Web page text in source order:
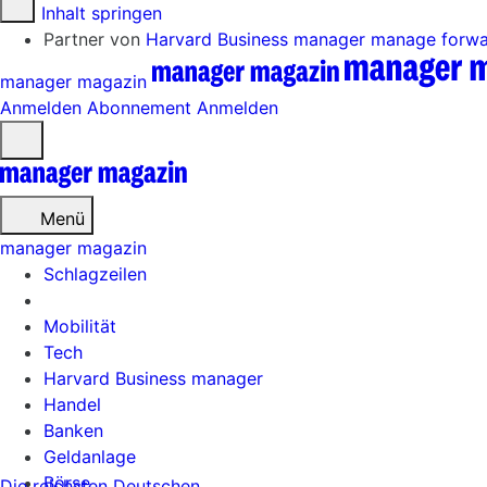
Zum Inhalt springen
Partner von Harvard Business manager manage
manager magazin
Anmelden Abonnement Anmelden
öffnen
Menü
Schlagzeilen
Mobilität
Tech
Harvard Business manager
Handel
Banken
Geldanlage
Börse
manager magazin